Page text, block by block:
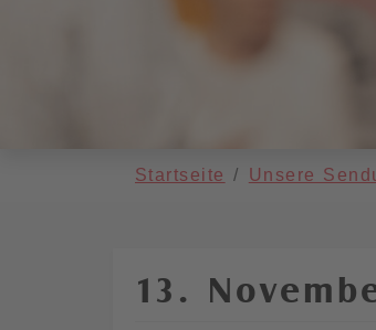
Startseite Unsere
13.